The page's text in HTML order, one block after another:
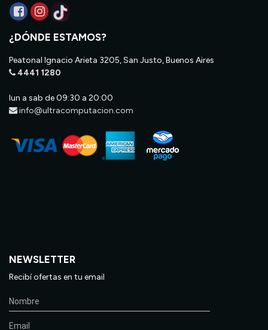
¿DÓNDE ESTAMOS?
Peatonal Ignacio Arieta 3205, San Justo, Buenos Aires
4441 1280
lun a sab de 09:30 a 20:00
info@ultracomputacion.com
NEWSLETTER
Recibí ofertas en tu email